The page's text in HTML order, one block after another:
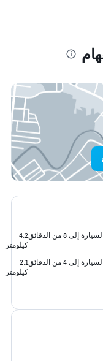
إلى 8 من الدقائق
4.2
كيلومتر
إلى 4 من الدقائق
2.1
كيلومتر